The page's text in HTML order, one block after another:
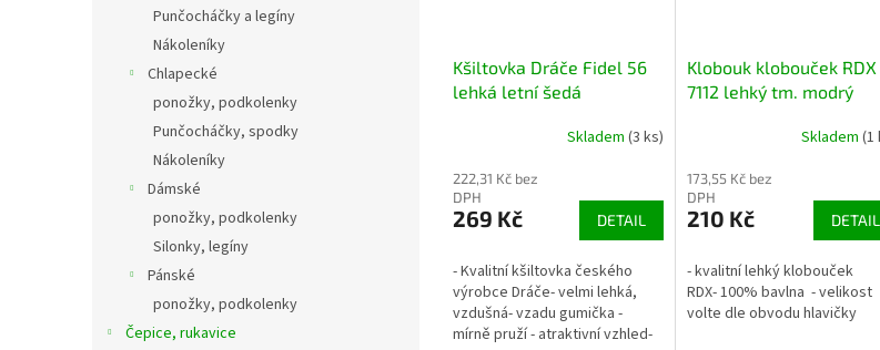
Punčocháčky a legíny
Nákoleníky
Chlapecké
ponožky, podkolenky
Punčocháčky, spodky
Nákoleníky
Dámské
ponožky, podkolenky
Silonky, legíny
Pánské
ponožky, podkolenky
Čepice, rukavice
Kšiltovka Dráče Fidel 56
lehká letní šedá
Skladem (3 ks)
222,31 Kč bez
DPH
269 Kč DETAIL
- Kvalitní kšiltovka českého
výrobce Dráče- velmi lehká,
vzdušná- vzadu gumička -
mírně pruží - atraktivní vzhled-
Klobouk klobouček RDX
7112 lehký tm. modrý
Skladem (1
173,55 Kč bez
DPH
210 Kč DETAIL
- kvalitní lehký klobouček
RDX- 100% bavlna - velikost
volte dle obvodu hlavičky